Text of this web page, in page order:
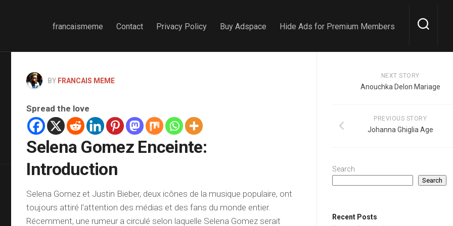
francaismeme Contact Privacy Policy Buy Adspace Hide Ads for Premium Members
BY FRANCAIS MEME
Spread the love
Selena Gomez Enceinte:
Introduction
Selena Gomez et Justin Bieber, deux icônes de la musique populaire, ont
toujours attiré l’attention des médias et des fans du monde entier.
Récemment, une rumeur a circulé selon laquelle Selena Gomez serait
NEXT STORY
Anouchka Delon Mariage
PREVIOUS STORY
Johanna Ghiglia Age
Search
Search
Recent Posts